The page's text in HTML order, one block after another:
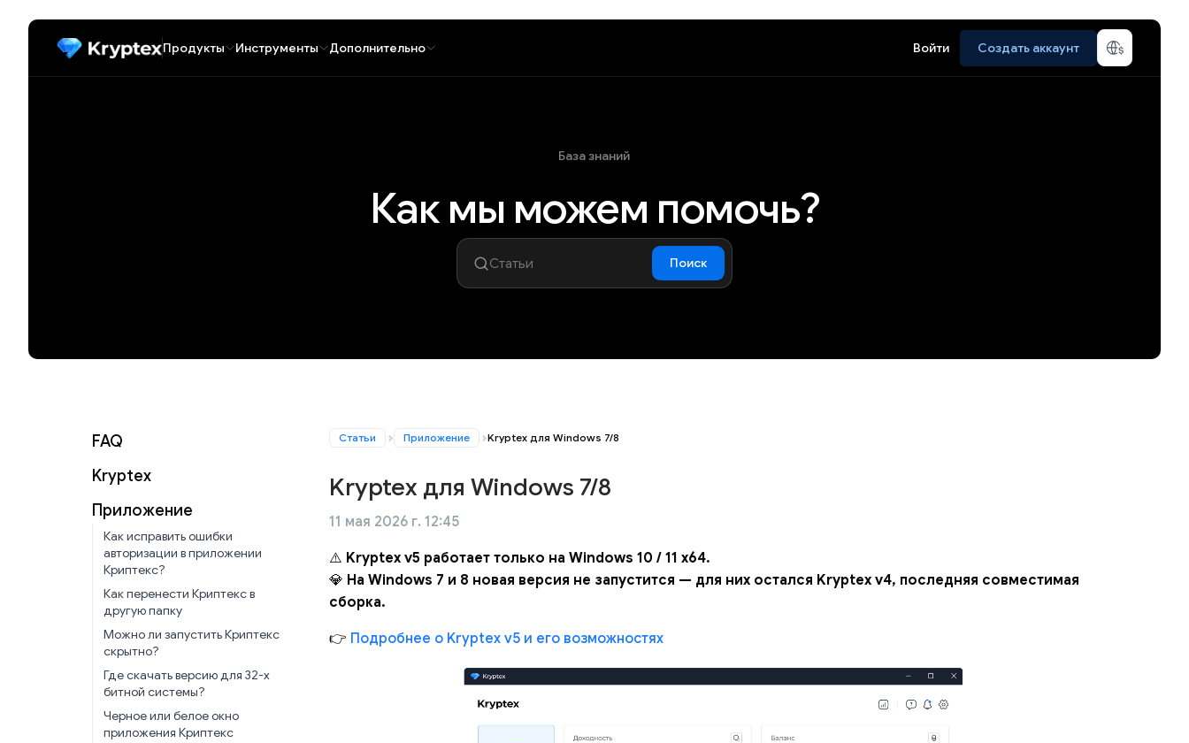
Продукты Инструменты Дополнительно Войти Создать аккаунт
База знаний
Как мы можем помочь?
Поиск
FAQ
Kryptex
Приложение
Как исправить ошибки
авторизации в приложении
Криптекс?
Как перенести Криптекс в
другую папку
Можно ли запустить Криптекс
скрытно?
Где скачать версию для 32-х
битной системы?
Черное или белое окно
приложения Криптекс
Статьи Приложение Kryptex для Windows 7/8
Kryptex для Windows 7/8
11 мая 2026 г. 12:45
⚠️ Kryptex v5 работает только на Windows 10 / 11 x64.
💎 На Windows 7 и 8 новая версия не запустится — для них остался Kryptex v4, последняя совместимая
сборка.
👉 Подробнее о Kryptex v5 и его возможностях